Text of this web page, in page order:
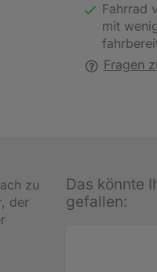
Fahrrad
mit
Fragen
zu
der
Das könnte
gefallen: